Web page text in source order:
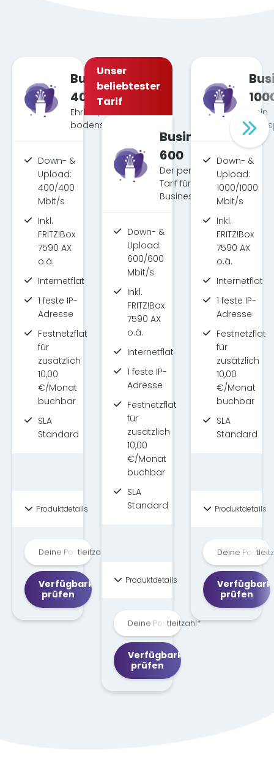
Business
400
Ehrlich, fair &
bodenständig.
Down- &
Upload:
400/400
Mbit/s
Inkl.
FRITZ!Box
7590 AX
o.ä.
Internetflat
1 feste IP-
Adresse
Festnetzflat
für
zusätzlich
10,00
€/Monat
buchbar
SLA
Standard
Produktdetails
Deine Postleitzahl*
Deine Postleitzahl*
Verfügbarkeit
prüfen
Unser
beliebtester
Tarif
Business
600
Der perfekte
Tarif für dein
Business.
Down- &
Upload:
600/600
Mbit/s
Inkl.
FRITZ!Box
7590 AX
o.ä.
Internetflat
1 feste IP-
Adresse
Festnetzflat
für
zusätzlich
10,00
€/Monat
buchbar
SLA
Standard
Produktdetails
Deine Postleitzahl*
Deine Postleitzahl*
Verfügbarkeit
prüfen
Dein
Down- &
Upload:
1000/1000
Mbit/s
Inkl.
FRITZ!Box
7590 AX
o.ä.
Internetflat
1 feste IP-
Adresse
Festnetzflat
für
zusätzlich
10,00
€/Monat
buchbar
SLA
Standard
Produktdetails
Deine
Deine
prüfen